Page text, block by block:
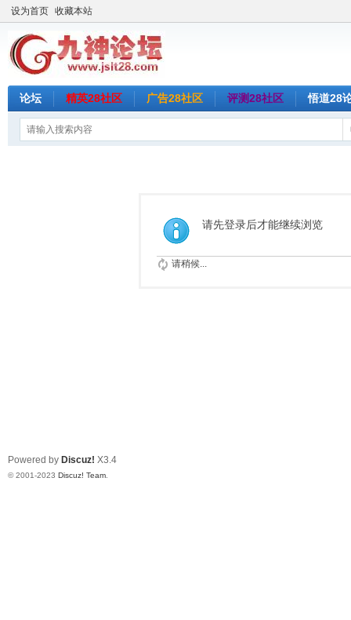
设为首页 收藏本站
论坛 精英28社区 广告28社区 评测28社区 悟道28
请先登录后才能继续浏览
请稍候...
Powered by Discuz! X3.4
© 2001-2023 Discuz! Team